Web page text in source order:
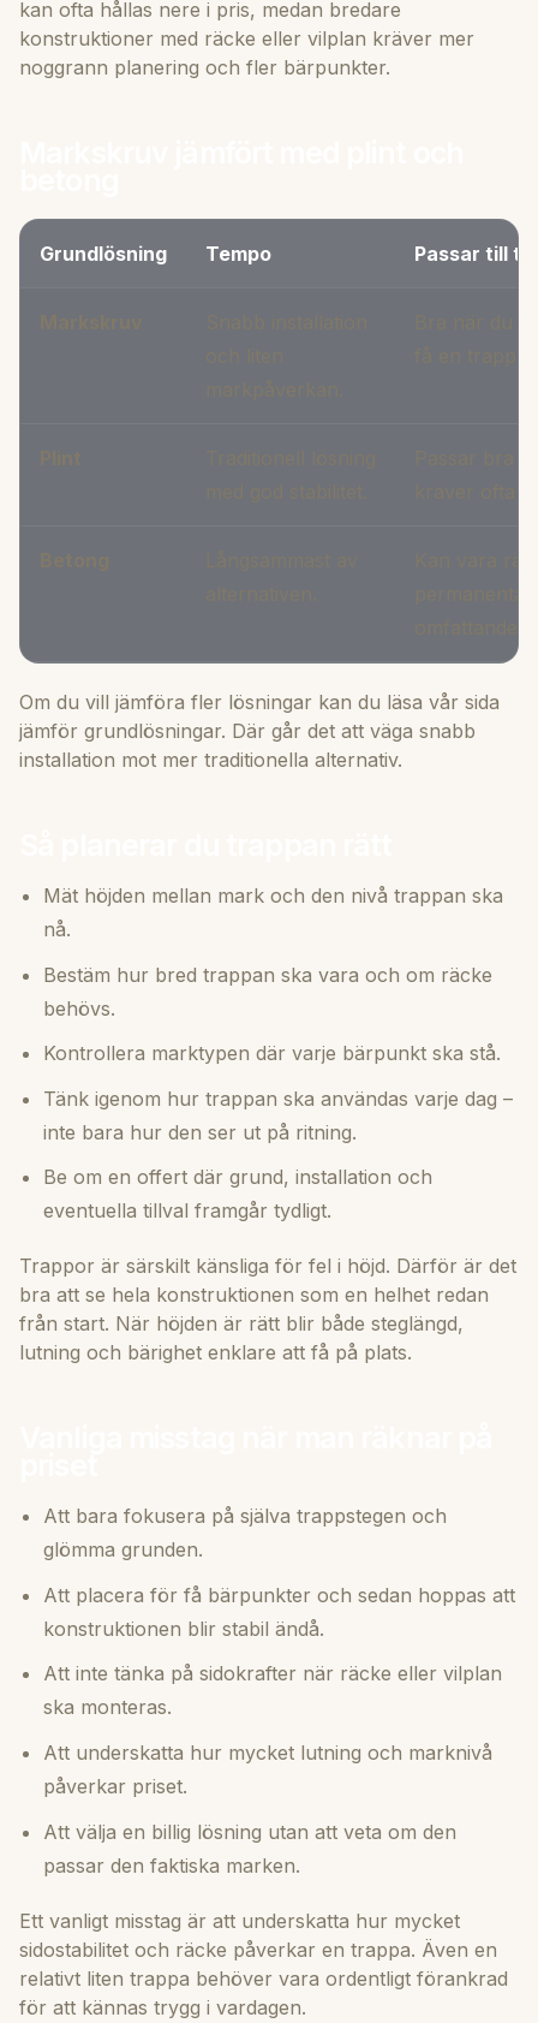
kan ofta hållas nere i pris, medan bredare
konstruktioner med räcke eller vilplan kräver mer
noggrann planering och fler bärpunkter.
Grundlösning Tempo Passar till
Om du vill jämföra fler lösningar kan du läsa vår sida
jämför grundlösningar. Där går det att väga snabb
installation mot mer traditionella alternativ.
Mät höjden mellan mark och den nivå trappan ska
nå.
Bestäm hur bred trappan ska vara och om räcke
behövs.
Kontrollera marktypen där varje bärpunkt ska stå.
Tänk igenom hur trappan ska användas varje dag –
inte bara hur den ser ut på ritning.
Be om en offert där grund, installation och
eventuella tillval framgår tydligt.
Trappor är särskilt känsliga för fel i höjd. Därför är det
bra att se hela konstruktionen som en helhet redan
från start. När höjden är rätt blir både steglängd,
lutning och bärighet enklare att få på plats.
Att bara fokusera på själva trappstegen och
glömma grunden.
Att placera för få bärpunkter och sedan hoppas att
konstruktionen blir stabil ändå.
Att inte tänka på sidokrafter när räcke eller vilplan
ska monteras.
Att underskatta hur mycket lutning och marknivå
påverkar priset.
Att välja en billig lösning utan att veta om den
passar den faktiska marken.
Ett vanligt misstag är att underskatta hur mycket
sidostabilitet och räcke påverkar en trappa. Även en
relativt liten trappa behöver vara ordentligt förankrad
för att kännas trygg i vardagen.